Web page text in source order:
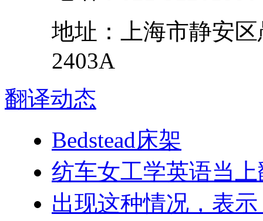
地址：
上海市静安区
2403A
翻译动态
Bedstead床架
纺车女工学英语当
出现这种情况，表